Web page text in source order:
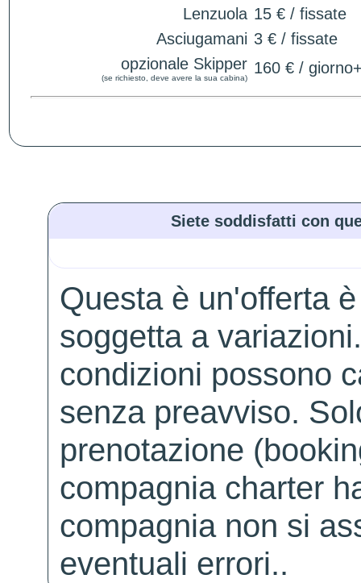
Lenzuola 15 € / fissate
Asciugamani 3 € / fissate
opzionale Skipper
(se richiesto, deve avere la sua cabina)
160 € /
Siete soddisfatti con
Questa è un'offerta
soggetta a
condizioni possono
senza preavviso.
prenotazione
compagnia charter
compagnia non si
eventuali errori..